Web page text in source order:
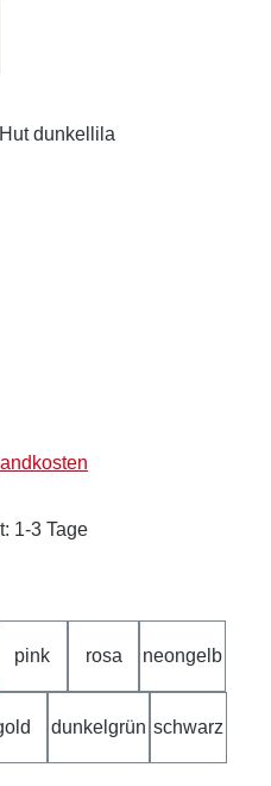
1-3 Tage
pink rosa neongelb
dunkelgrün schwarz